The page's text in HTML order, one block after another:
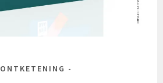
ONTKETENING